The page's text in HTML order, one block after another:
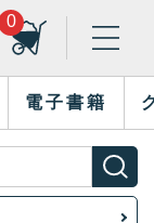
0
電子書籍